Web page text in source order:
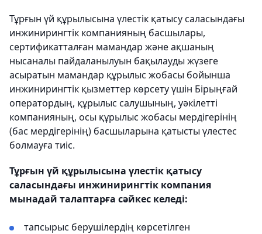
Тұрғын үй құрылысына үлестік қатысу саласындағы
инжинирингтік компанияның басшылары,
сертификатталған мамандар және ақшаның
нысаналы пайдаланылуын бақылауды жүзеге
асыратын мамандар құрылыс жобасы бойынша
инжинирингтік қызметтер көрсету үшін Бірыңғай
оператордың, құрылыс салушының, уәкілетті
компанияның, осы құрылыс жобасы мердігерінің
(бас мердігерінің) басшыларына қатысты үлестес
болмауға тиіс.
Тұрғын үй құрылысына үлестік қатысу
саласындағы инжинирингтік компания
мынадай талаптарға сәйкес келеді:
тапсырыс берушілердің көрсетілген